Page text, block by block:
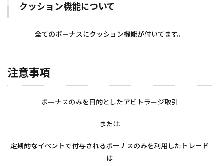
クッション機能について
全てのボーナスにクッション機能が付いてます。
注意事項
ボーナスのみを目的としたアビトラージ取引
または
定期的なイベントで付与されるボーナスのみを利用したトレード
は